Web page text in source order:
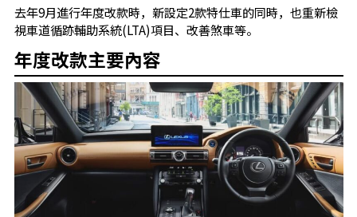
去年9月進行年度改款時，新設定2款特仕車的同時，也重新檢
視車道循跡輔助系統(LTA)項目、改善煞車等。
年度改款主要內容